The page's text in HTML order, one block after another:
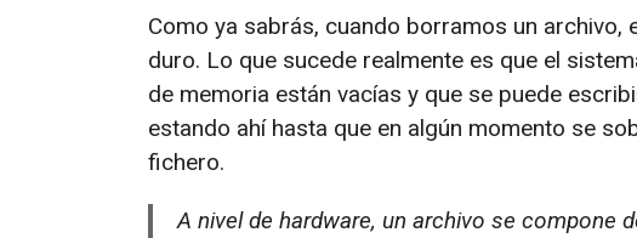
Como ya sabrás, cuando borramos un
duro. Lo que sucede realmente es que el
de memoria están vacías y que se puede
estando ahí hasta que en algún momento se
fichero.
A nivel de hardware, un archivo se compone